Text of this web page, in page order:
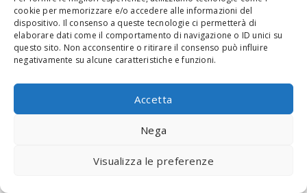
cookie per memorizzare e/o accedere alle informazioni del
dispositivo. Il consenso a queste tecnologie ci permetterà di
elaborare dati come il comportamento di navigazione o ID unici su
questo sito. Non acconsentire o ritirare il consenso può influire
negativamente su alcune caratteristiche e funzioni.
Accetta
Nega
Visualizza le preferenze
© 2020 Digital Touch Menu. Menu realizzato da